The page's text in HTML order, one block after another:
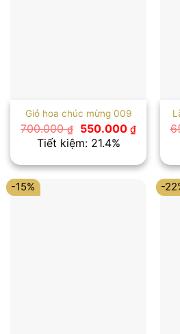
Giỏ hoa chúc mừng 009
700.000₫
Giá
gốc
là:
550.000 ₫Giá
hiện
là:
Tiết kiệm: 21.4%
-15% -